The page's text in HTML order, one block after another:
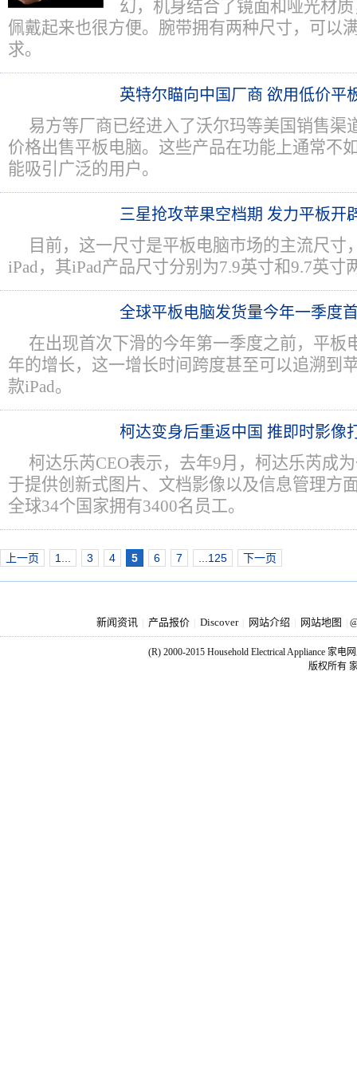
幻，机身结合了镜面和哑光材
佩戴起来也很方便。腕带拥有两种尺寸，可以
求。
英特尔瞄向中国厂商 欲用低价平
易方等厂商已经进入了沃尔玛等美国销售渠
价格出售平板电脑。这些产品在功能上通常不
能吸引广泛的用户。
三星抢攻苹果空档期 发力平板开
目前，这一尺寸是平板电脑市场的主流尺寸
iPad，其iPad产品尺寸分别为7.9英寸和9.7英寸
全球平板电脑发货量今年一季度
在出现首次下滑的今年第一季度之前，平板
年的增长，这一增长时间跨度甚至可以追溯到
款iPad。
柯达变身后重返中国 推即时影像
柯达乐芮CEO表示，去年9月，柯达乐芮成
于提供创新式图片、文档影像以及信息管理方
全球34个国家拥有3400名员工。
上一页 1... 3 4 5 6 7 ...125 下一页
新闻资讯 产品报价 Discover 网站介绍 网站地图
(R) 2000-2015 Household Electrical Appliance 家电
版权所有